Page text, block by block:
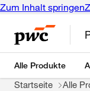
Zum Inhalt springen
Alle Produkte
Startseite Alle